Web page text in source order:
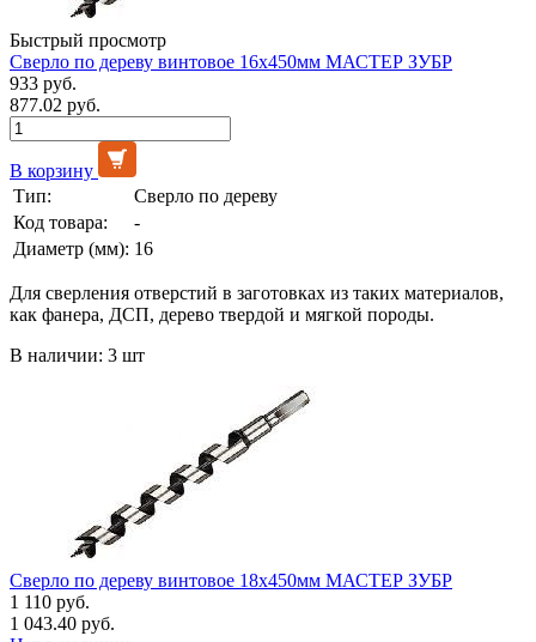
Быстрый просмотр
Сверло по дереву винтовое 16х450мм МАСТЕР ЗУБР
933 руб.
877.02 руб.
В корзину
Тип:
Сверло по дереву
Код товара:
-
Диаметр (мм): 16
Для сверления отверстий в заготовках из таких материалов,
как фанера, ДСП, дерево твердой и мягкой породы.
В наличии: 3 шт
Сверло по дереву винтовое 18х450мм МАСТЕР ЗУБР
1 110 руб.
1 043.40 руб.